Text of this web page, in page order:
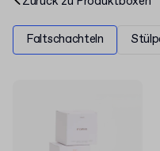
Bauform.
Faltschachteln